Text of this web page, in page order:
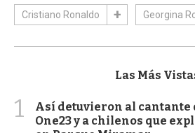
Cristiano Ronaldo Georgina
Las Más
1
Así detuvieron al cantante
One23 y a chilenos que